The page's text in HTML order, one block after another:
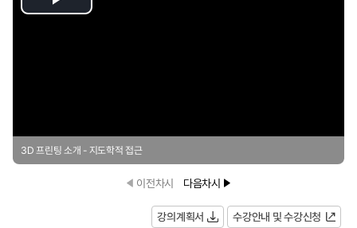
Play
3D 프린팅 소개 - 지도학적 접근
이전차시 다음차시
강의계획서
수강안내 및 수강신청